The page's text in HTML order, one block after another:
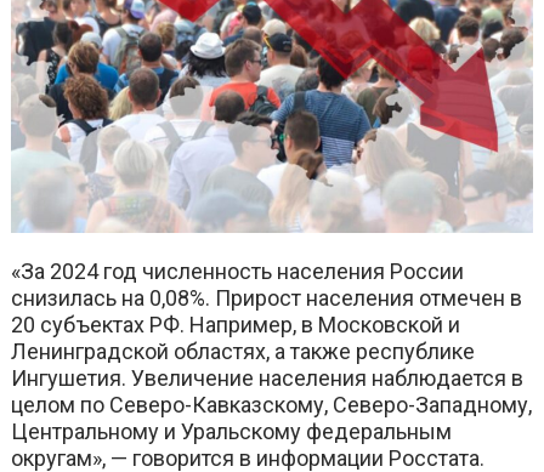
«За 2024 год численность населения России
снизилась на 0,08%. Прирост населения отмечен в
20 субъектах РФ. Например, в Московской и
Ленинградской областях, а также республике
Ингушетия. Увеличение населения наблюдается в
целом по Северо-Кавказскому, Северо-Западному,
Центральному и Уральскому федеральным
округам», — говорится в информации Росстата.